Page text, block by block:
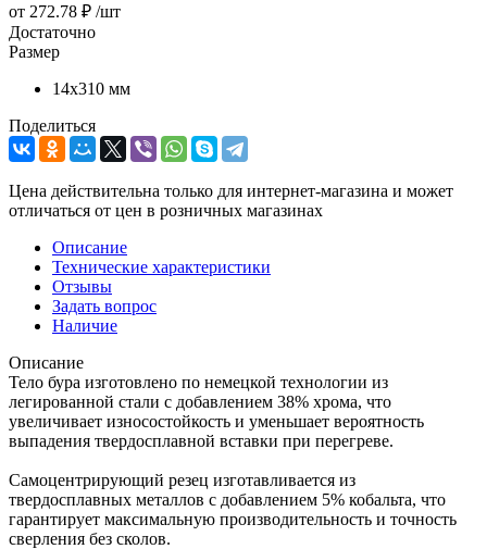
от 272.78 ₽ /шт
Достаточно
Размер
14х310 мм
Поделиться
Цена действительна только для интернет-магазина и может
отличаться от цен в розничных магазинах
Описание
Технические характеристики
Отзывы
Задать вопрос
Наличие
Описание
Тело бура изготовлено по немецкой технологии из
легированной стали с добавлением 38% хрома, что
увеличивает износостойкость и уменьшает вероятность
выпадения твердосплавной вставки при перегреве.
Самоцентрирующий резец изготавливается из
твердосплавных металлов с добавлением 5% кобальта, что
гарантирует максимальную производительность и точность
сверления без сколов.